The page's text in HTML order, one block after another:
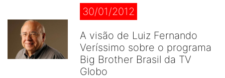
30/01/2012
A visão de Luiz Fernando
Veríssimo sobre o programa
Big Brother Brasil da TV
Globo